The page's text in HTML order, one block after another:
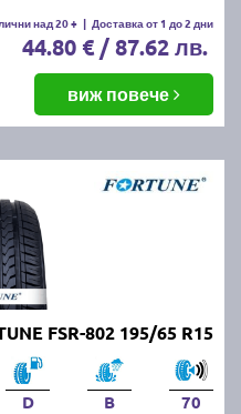
над 20 + | Доставка от 1 до 2 дни
44.80 € / 87.62 лв.
виж повече
FSR-802 195/65 R15
D B 70